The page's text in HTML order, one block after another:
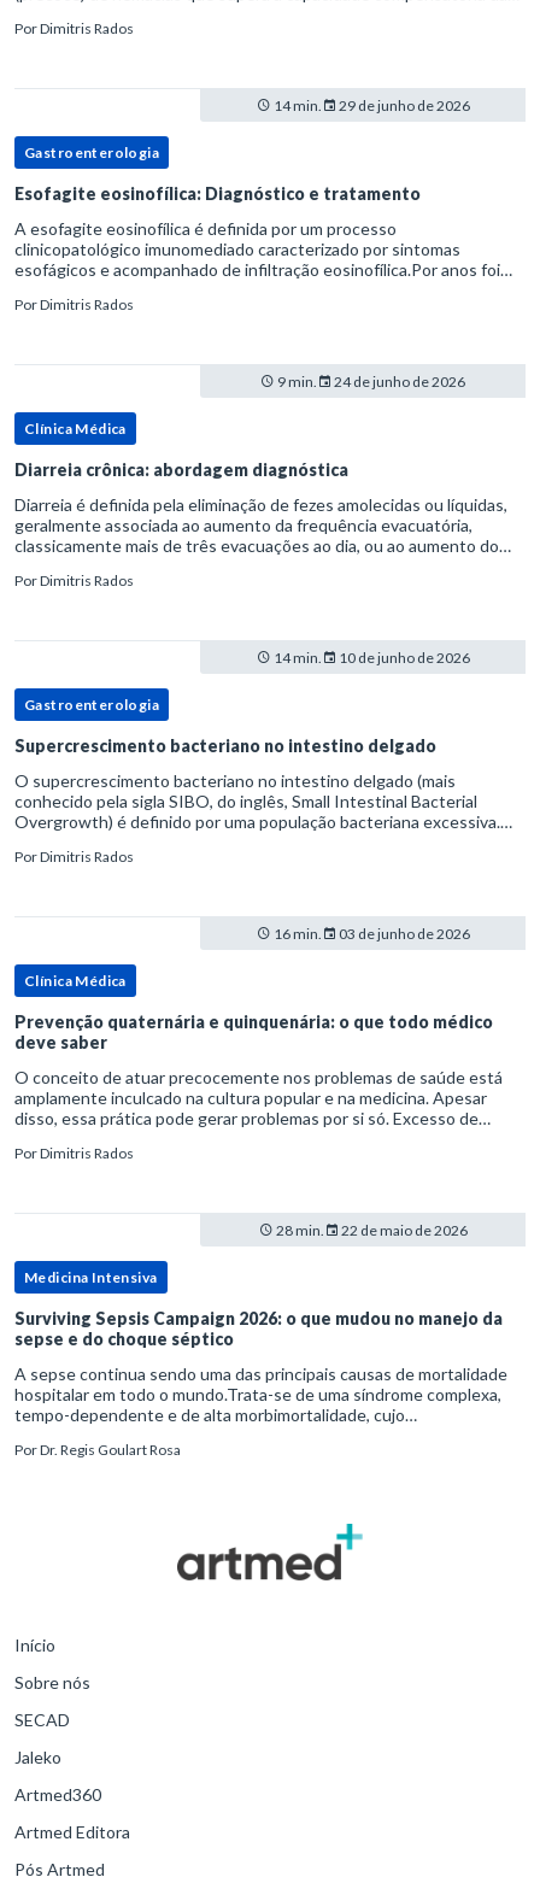
PorDimitris Rados
14 min. 29 de junho de 2026
Gastroenterologia
Esofagite eosinofílica: Diagnóstico e tratamento
A esofagite eosinofílica é definida por um processo
clinicopatológico imunomediado caracterizado por sintomas
esofágicos e acompanhado de infiltração eosinofílica.Por anos foi
refluxo gastr
PorDimitris Rados
9 min. 24 de junho de 2026
Clínica Médica
Diarreia crônica: abordagem diagnóstica
Diarreia é definida pela eliminação de fezes amolecidas ou líquidas,
geralmente associada ao aumento da frequência evacuatória,
classicamente mais de três evacuações ao dia, ou ao aumento do
PorDimitris Rados
14 min. 10 de junho de 2026
Gastroenterologia
Supercrescimento bacteriano no intestino delgado
O supercrescimento bacteriano no intestino delgado (mais
conhecido pela sigla SIBO, do inglês, Small Intestinal Bacterial
Overgrowth) é definido por uma população bacteriana excessiva.
PorDimitris Rados
16 min. 03 de junho de 2026
Clínica Médica
Prevenção quaternária e quinquenária: o que todo médico
deve saber
O conceito de atuar precocemente nos problemas de saúde está
amplamente inculcado na cultura popular e na medicina. Apesar
disso, essa prática pode gerar problemas por si só. Excesso de
PorDimitris Rados
28 min. 22 de maio de 2026
Medicina Intensiva
Surviving Sepsis Campaign 2026: o que mudou no manejo da
sepse e do choque séptico
A sepse continua sendo uma das principais causas de mortalidade
hospitalar em todo o mundo.Trata-se de uma síndrome complexa,
tempo-dependente e de alta morbimortalidade, cujo
para o desfe
PorDr. Regis Goulart Rosa
Início
Sobre nós
SECAD
Jaleko
Artmed360
Artmed Editora
Pós Artmed